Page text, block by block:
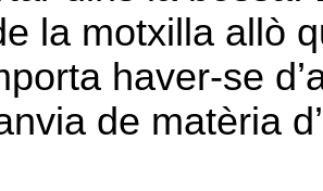
la motxilla allò
haver-se
de matèria